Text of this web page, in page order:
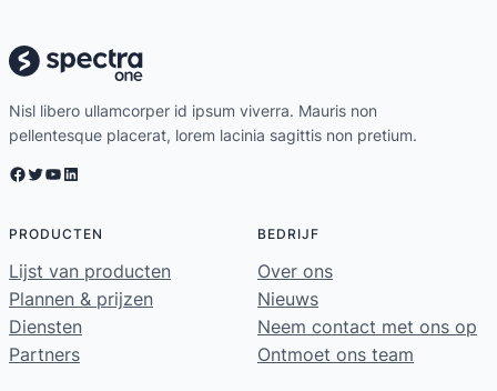
Nisl libero ullamcorper id ipsum viverra. Mauris non
pellentesque placerat, lorem lacinia sagittis non pretium.
Facebook Twitter YouTube LinkedIn
PRODUCTEN
Lijst van producten
Plannen & prijzen
Diensten
Partners
BEDRIJF
Over ons
Nieuws
Neem contact met ons op
Ontmoet ons team